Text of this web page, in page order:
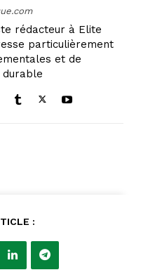
rédacteur à Elite
particulièrement
et de
: